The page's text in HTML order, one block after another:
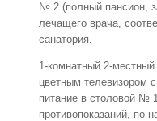
№ 2 (полный пансион,
лечащего врача,
санатория.
1-комнатный 2-
цветным телевизором
питание в столовой №
противопоказаний, по